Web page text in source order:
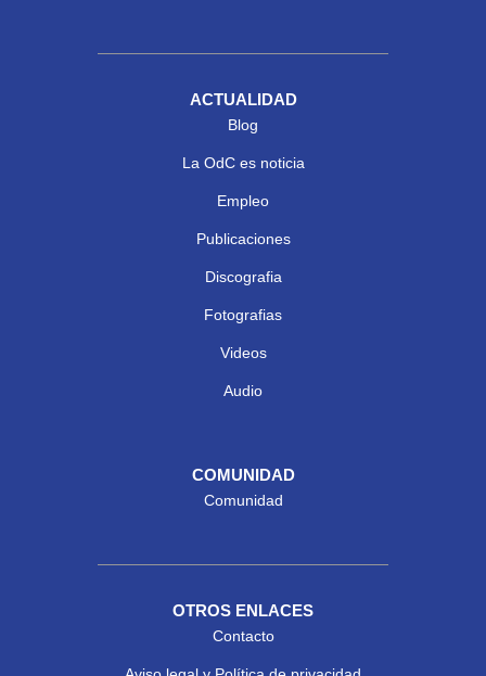
ACTUALIDAD
Blog
La OdC es noticia
Empleo
Publicaciones
Discografia
Fotografias
Videos
Audio
COMUNIDAD
Comunidad
OTROS ENLACES
Contacto